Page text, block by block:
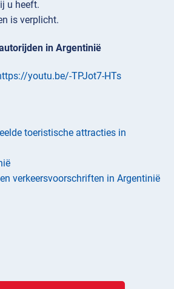
u heeft.
is verplicht.
in Argentinië
youtu.be/-TPJot7-HTs
toeristische attracties in
verkeersvoorschriften in Argentinië